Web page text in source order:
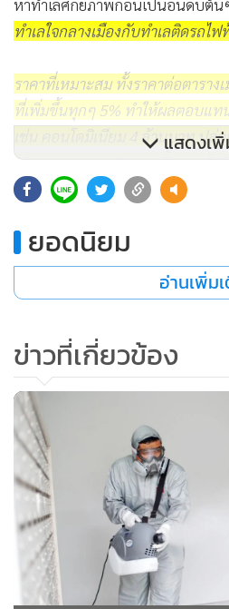
หาทำเลศักยภาพก่อนเป็นอันดับต้น
ทำเลใจกลางเมืองกับทำเลติดรถไ
ราคาที่เหมาะสม ทั้งราคาต่อตาราง
ที่เพิ่มขึ้นทุกๆ 5% ทำให้ผลตอบแ
เช่น คอนโดมิเนียม 4 ล้านบาท ปล่อ
ได้ผลตอบแทน 6% หากซื้อคอนโด
ที่ค่าเช่าเท่าเดิม ผลตอบแทนอยู่ที่
ตอบแทนการปล่อยเช่า (Yield) และ
(Capital gain) ที่สูง นักลงทุนย่อม
ได้ผลตอบแทนที่ราคาเหมาะสม สา
อย่างต่อเนื่องในช่วงเวลา 5-7 ปี แ
ได้ง่าย เพื่อนำผลกำไรไปลงทุนต่อใ
ดีมานด์ต่อเนื่อง หมายถึง คอนโดมิ
อัตราการปล่อยเช่าได้อย่างต่อเนื่อ
ทำเลที่ตั้งที่มีความต้องการสูง ซึ่งคอ
และสถานศึกษา เช่น ใกล้สนามบิน
ติดรถไฟฟ้า ใกล้แหล่งชุมชนและทำ
อยู่จะได้รับความสนใจและมีความต้
ความมั่นใจ และไม่ต้องหาผู้เช่าให
แสดงเ
ยอดนิยม
อ่านเพิ่ม
ข่าวที่เกี่ยวข้อง